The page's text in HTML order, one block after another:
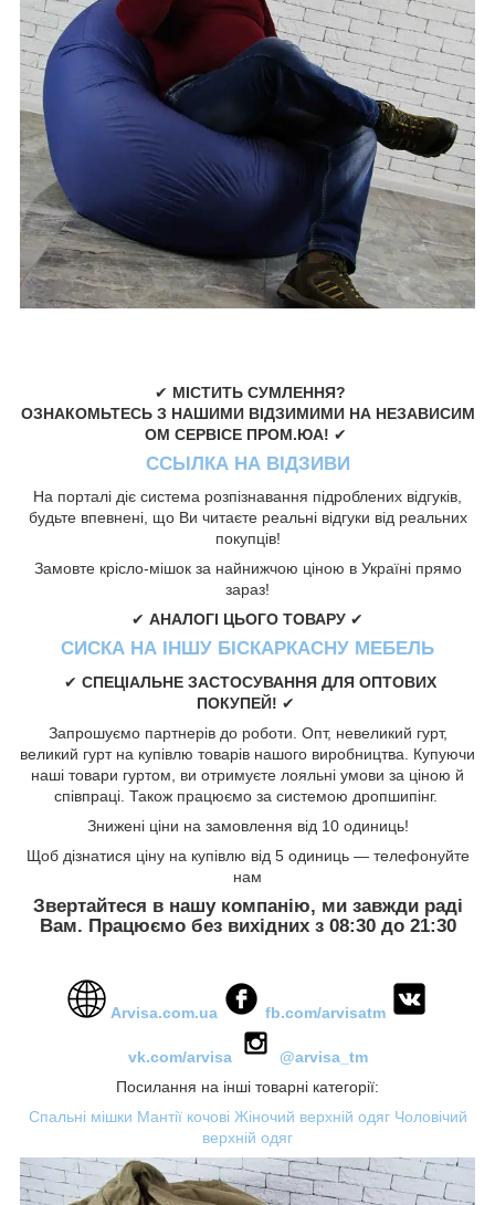
✔ МІСТИТЬ СУМЛЕННЯ?
ОЗНАКОМЬТЕСЬ З НАШИМИ ВІДЗИМИМИ НА НЕЗАВИСИМ
ОМ СЕРВІСЕ ПРОМ.ЮА! ✔
ССЫЛКА НА ВІДЗИВИ
На порталі діє система розпізнавання підроблених відгуків,
будьте впевнені, що Ви читаєте реальні відгуки від реальних
покупців!
Замовте крісло-мішок за найнижчою ціною в Україні прямо
зараз!
✔ АНАЛОГІ ЦЬОГО ТОВАРУ ✔
СИСКА НА ІНШУ БІСКАРКАСНУ МЕБЕЛЬ
✔ СПЕЦІАЛЬНЕ ЗАСТОСУВАННЯ ДЛЯ ОПТОВИХ
ПОКУПЕЙ! ✔
Запрошуємо партнерів до роботи. Опт, невеликий гурт,
великий гурт на купівлю товарів нашого виробництва. Купуючи
наші товари гуртом, ви отримуєте лояльні умови за ціною й
співпраці. Також працюємо за системою дропшипінг.
Знижені ціни на замовлення від 10 одиниць!
Щоб дізнатися ціну на купівлю від 5 одиниць — телефонуйте
нам
Звертайтеся в нашу компанію, ми завжди раді
Вам. Працюємо без вихідних з 08:30 до 21:30
Arvisa.com.ua fb.com/arvisatm
vk.com/arvisa
@arvisa_tm
Посилання на інші товарні категорії:
Спальні мішки Мантії кочові Жіночий верхній одяг Чоловічий
верхній одяг